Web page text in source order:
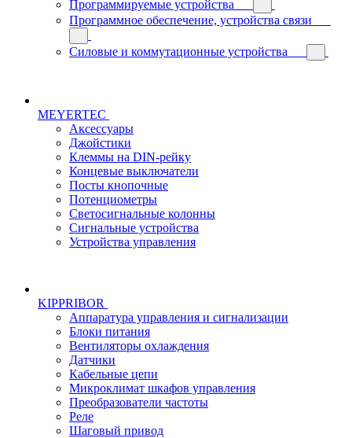
Программируемые устройства
Программное обеспечение, устройства связи
Силовые и коммутационные устройства
MEYERTEC
Аксессуары
Джойстики
Клеммы на DIN-рейку
Концевые выключатели
Посты кнопочные
Потенциометры
Светосигнальные колонны
Сигнальные устройства
Устройства управления
KIPPRIBOR
Аппаратура управления и сигнализации
Блоки питания
Вентиляторы охлаждения
Датчики
Кабельные цепи
Микроклимат шкафов управления
Преобразователи частоты
Реле
Шаговый привод